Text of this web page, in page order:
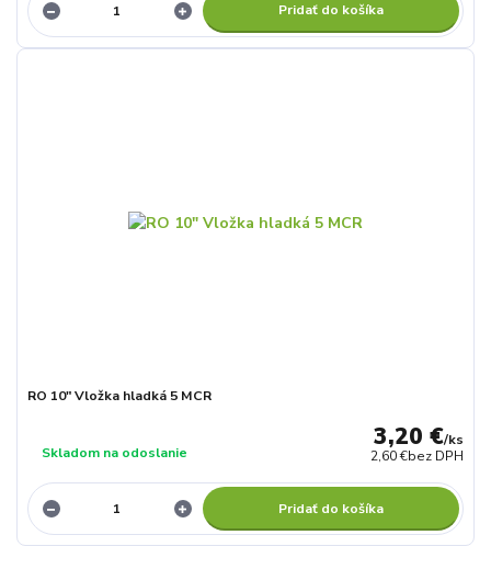
Pridať do košíka
RO 10" Vložka hladká 5 MCR
3,20 €/ks
2,60 €bez DPH
Skladom na odoslanie
Pridať do košíka